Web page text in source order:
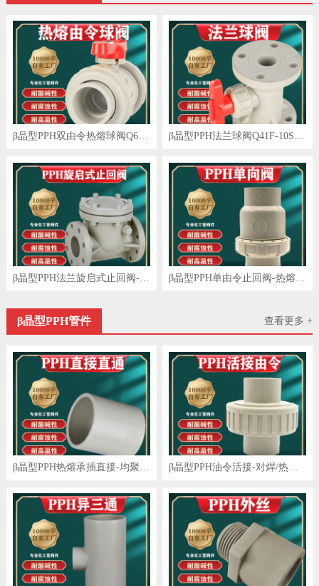
β晶型PPH双由令热熔球阀Q61F-10S-均聚聚丙烯 β晶型PPH法兰球阀Q41F-10S均聚聚丙烯
β晶型PPH法兰旋启式止回阀-均聚聚丙烯
查看更多 +
β晶型PPH管件
β晶型PPH热熔承插直接-均聚聚丙烯 β晶型PPH油令活接-对焊/热熔连接-均聚聚丙烯